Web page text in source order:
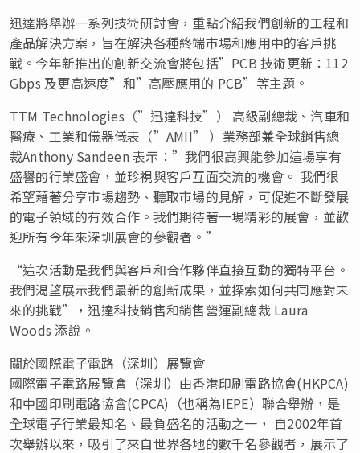
迅達將舉辦一系列技術研討會，重點介紹我們創新的工程和
產品解決方案，旨在解決各種終端市場和應用中的客戶挑
戰。今年新推出的創新交流會將包括”PCB 技術更新：112
Gbps 及更高速度”和”高壓應用的 PCB”等主題。
TTM Technologies（”迅達科技”） 高級副總裁、汽車和
醫療、工業和儀器儀表（”AMII” ）業務部兼全球銷售總
裁Anthony Sandeen 表示：”我們很高興能參加這場享有
盛譽的行業盛會，並珍視與客戶互面交流的機會。 我們很
希望藉著分享市場趨勢、聽取市場的見解，可促進不斷發展
的電子領域的有效合作。我們期待著一場精彩的展會，並歡
迎所有今年來深圳展會的參觀者。”
“這次活動是我們與客戶和合作夥伴直接互動的獨特平台。
我們渴望展示我們最新的創新成果，並探索如何共同應對未
來的挑戰”，迅達科技銷售和銷售營運副總裁 Laura
Woods 添說。
關於國際電子電路（深圳）展覽會
國際電子電路展覽會（深圳）由香港印刷電路協會(HKPCA)
和中國印刷電路協會(CPCA)（也稱為IEPE）聯合舉辦，是
全球電子行業最知名、最負盛名的活動之一， 自2002年首
次舉辦以來，吸引了來自世界各地的數千名參觀者，展示了